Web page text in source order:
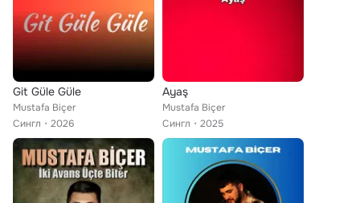
Git Güle Güle
Mustafa Biçer
Сингл
2026
Ayaş
Mustafa Biçer
Сингл
2025